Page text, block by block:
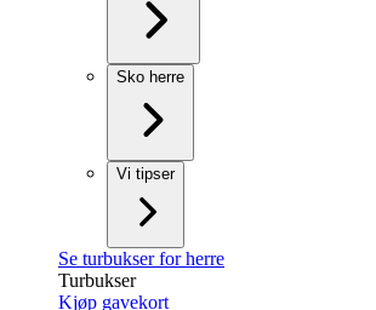
Sko herre
Vi tipser
Se turbukser for herre
Turbukser
Kjøp gavekort